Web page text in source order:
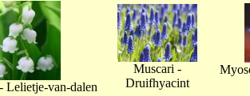
Lelietje-van-dalen
Muscari -
Druifhyacint